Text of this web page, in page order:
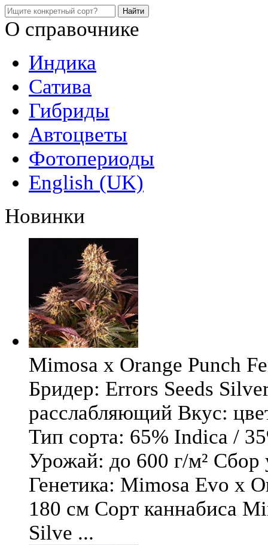
О справочнике
Индика
Сатива
Гибриды
Автоцветы
Фотопериоды
English (UK)
Новинки
Mimosa x Orange Punch
Бридер: Errors Seeds
расслабляющий Вкус:
Тип сорта: 65% Indica /
Урожай: до 600 г/м² Сбор
Генетика: Mimosa Evo x
180 см Сорт каннабиса
Silve ...